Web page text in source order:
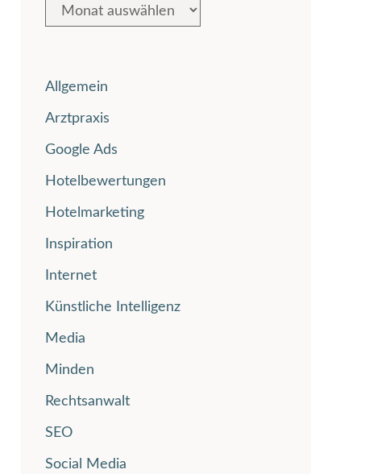
Allgemein
Arztpraxis
Google Ads
Hotelbewertungen
Hotelmarketing
Inspiration
Internet
Künstliche Intelligenz
Media
Minden
Rechtsanwalt
SEO
Social Media